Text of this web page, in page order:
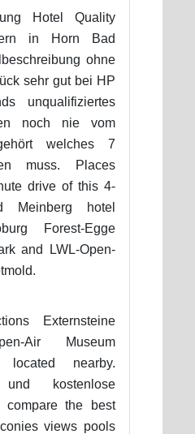
Hotel Quality
in Horn Bad
ohne
sehr gut bei HP
unqualifiziertes
noch nie vom
welches 7
muss. Places
drive of this 4-
Meinberg hotel
Forest-Egge
and LWL-Open-
Externsteine
Air Museum
located nearby.
und kostenlose
compare the best
views pools